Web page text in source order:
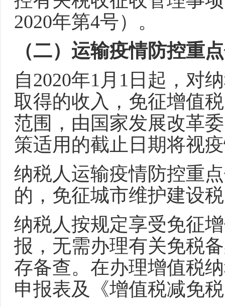
2020年第4号）。
（二）运输疫情防控重
自2020年1月1日起，对
取得的收入，免征增值
范围，由国家发展改革
策适用的截止日期将视
纳税人运输疫情防控重
的，免征城市维护建设
纳税人按规定享受免征
报，无需办理有关免税
存备查。在办理增值税
申报表及《增值税减免